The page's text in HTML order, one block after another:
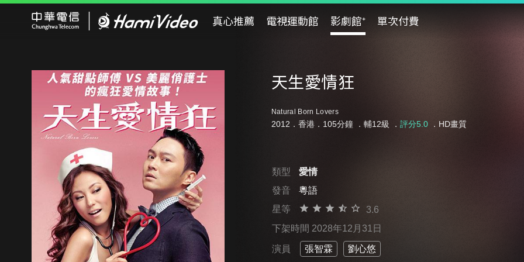
真心推薦 電視運動館 影劇館⁺ 單次付費
天生愛情狂
Natural Born Lovers
2012．香港．105分鐘 ． 輔12級 ． 評分5.0．HD畫質
類型
愛情
發音
粵語
星等
3.6
下架時間 2028年12月31日
演員 張智霖 劉心悠